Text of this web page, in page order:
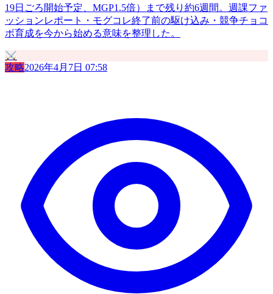
19日ごろ開始予定、MGP1.5倍）まで残り約6週間。週課ファ
ッションレポート・モグコレ終了前の駆け込み・競争チョコ
ボ育成を今から始める意味を整理した。
⚔️
攻略2026年4月7日 07:58